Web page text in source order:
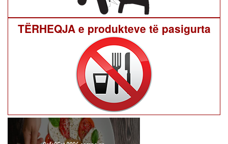
TËRHEQJA e produkteve të pasigurta